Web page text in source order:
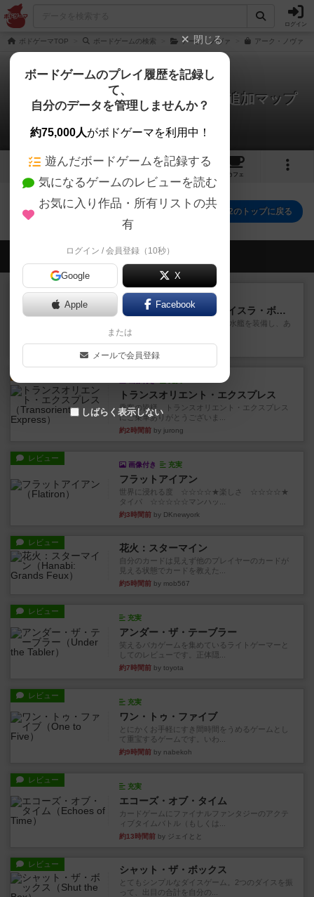
ログイン
ボドゲーマTOP ボードゲームの検索 アーク・ノヴァ アーク・ノヴァ
アーク・ノヴァ 新たなる方舟：追加マップ
パック2
0件のリプレイ日記
1
カフェ
アーク・ノヴァ 新たなる方舟：追加マップパック2のトップに戻る
会員の新しい投稿
ルール/インスト
キャプテン・フリップ：イスラ・ボンバ
イスラ・ボンバを探しに出航!潜水艦を装備し、あ
なたの乗組員を監獄から解...
約1時間前by jurong
トランスオリエント・エクスプレス
乗客の皆様、トランスオリエント・エクスプレス
にご乗車ありがとうございま...
約2時間前 by jurong
レビュー
画像付き 充実
フラットアイアン
世界に浸れる度 ☆☆☆☆★楽しさ ☆☆☆☆★
タイパ ☆☆☆☆☆マンハッ...
約3時間前 by DKnewyork
レビュー 花火：スターマイン
自分のカードは見えず他のプレイヤーのカードが
見える状態でカードを教えた...
約5時間前 by mob567
レビュー
充実
アンダー・ザ・テーブラー
笑えるバカゲームを集めているライトゲーマーと
してのレビューです。正体隠...
約7時間前 by toyota
レビュー
充実
ワン・トゥ・ファイブ
とにかくお手軽にすき間時間をうめるゲームとし
て重宝するゲームです。いわ...
約9時間前 by nabekoh
レビュー
充実
エコーズ・オブ・タイム
カードゲームにファイナルファンタジーのアクテ
ィブタイムバトル（もしくは...
約13時間前 by ジェイとと
レビュー シャット・ザ・ボックス
とてもシンプルなダイスゲーム。2つのダイスを振
って、出目の合計を自分の...
閉じる
ボードゲームのプレイ履歴を記録し
て、
自分のデータを管理しませんか？
約75,000人がボドゲーマを利用中！
遊んだボードゲームを記録する
気になるゲームのレビューを読む
お気に入り作品・所有リストの共
有
ログイン / 会員登録（10秒）
Google X
Apple Facebook
または
メールで会員登録
しばらく表示しない